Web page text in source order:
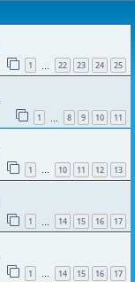
1 22 23 24 25
1 8 9 10 11
1 … 10 11 12 13
1 14 15 16 17
1 … 14 15 16 17